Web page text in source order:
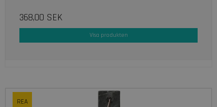
368,00 SEK
Visa produkten
REA